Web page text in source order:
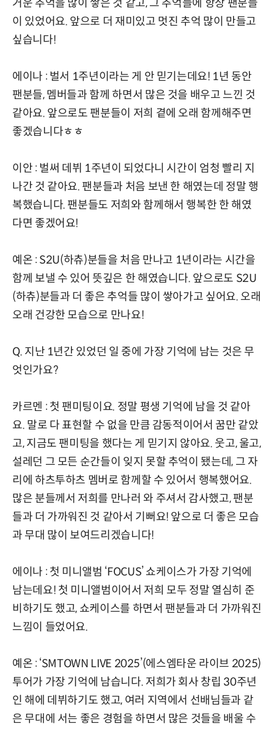
거운 추억을 많이 쌓은 것 같고, 그 추억들에 항상 팬분들
이 있었어요. 앞으로 더 재미있고 멋진 추억 많이 만들고
싶습니다!
에이나 : 벌서 1주년이라는 게 안 믿기는데요! 1년 동안
팬분들, 멤버들과 함께 하면서 많은 것을 배우고 느낀 것
같아요. 앞으로도 팬분들이 저희 곁에 오래 함께해주면
좋겠습니다ㅎㅎ
이안 : 벌써 데뷔 1주년이 되었다니 시간이 엄청 빨리 지
나간 것 같아요. 팬분들과 처음 보낸 한 해였는데 정말 행
복했습니다. 팬분들도 저희와 함께해서 행복한 한 해였
다면 좋겠어요!
예온 : S2U(하츄)분들을 처음 만나고 1년이라는 시간을
함께 보낼 수 있어 뜻깊은 한 해였습니다. 앞으로도 S2U
(하츄)분들과 더 좋은 추억들 많이 쌓아가고 싶어요. 오래
오래 건강한 모습으로 만나요!
Q. 지난 1년간 있었던 일 중에 가장 기억에 남는 것은 무
엇인가요?
카르멘 : 첫 팬미팅이요. 정말 평생 기억에 남을 것 같아
요. 말로 다 표현할 수 없을 만큼 감동적이어서 꿈만 같았
고, 지금도 팬미팅을 했다는 게 믿기지 않아요. 웃고, 울고,
설레던 그 모든 순간들이 잊지 못할 추억이 됐는데, 그 자
리에 하츠투하츠 멤버로 함께할 수 있어서 행복했어요.
많은 분들께서 저희를 만나러 와 주셔서 감사했고, 팬분
들과 더 가까워진 것 같아서 기뻐요! 앞으로 더 좋은 모습
과 무대 많이 보여드리겠습니다!
에이나 : 첫 미니앨범 ‘FOCUS’ 쇼케이스가 가장 기억에
남는데요! 첫 미니앨범이어서 저희 모두 정말 열심히 준
비하기도 했고, 쇼케이스를 하면서 팬분들과 더 가까워진
느낌이 들었어요.
예온 : ‘SMTOWN LIVE 2025’(에스엠타운 라이브 2025)
투어가 가장 기억에 남습니다. 저희가 회사 창립 30주년
인 해에 데뷔하기도 했고, 여러 지역에서 선배님들과 같
은 무대에 서는 좋은 경험을 하면서 많은 것들을 배울 수